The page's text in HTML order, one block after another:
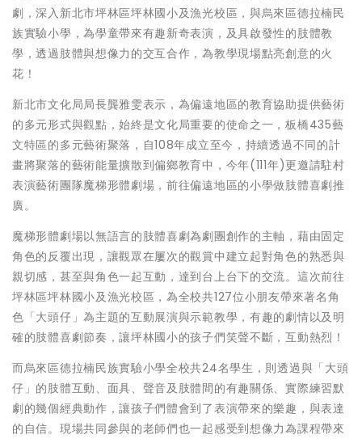
劇，深入新北市坪林區坪林國小及漁光校區，與烏來區德拉楠民
族實驗小學，為學童帶來有趣新奇表演，及具啟發性的肢體教
學，透過肢體與想像力的交互合作，為教學現場點亮創意的火
花！
新北市文化局局長龔雅雯表示，為偏遠地區的教育協助提供藝術
的多元形式與觀點，始終是文化局重要的使命之一，板橋435藝
文特區的多元藝術聚落，自108年成立至今，持續透過不同的計
畫將聚落的藝術能量擴散到偏鄉教育中，今年(111年)更邀請駐村
表演藝術團隊魔梯形體劇場，前往偏遠地區的小學做肢體喜劇推
廣。
魔梯形體劇場以無語言的肢體喜劇為劇團創作的主軸，藉由固定
角色的反覆出現，讓觀眾在屢次的觀賞中建立起對角色的熟悉與
親切感，甚至與角色一起互動，達到台上台下的交流。這次前往
坪林區坪林國小及漁光校區，為全校共127位小朋友帶來著名角
色「大頭仔」為主題的互動展演與示範教學，有趣的劇情以及明
確的肢體喜劇節奏，讓坪林國小的孩子們笑聲不斷，互動熱烈！
而烏來區德拉楠民族實驗小學全校共24名學生，則透過與「大頭
仔」的肢體互動、面具、聲音及肢體間的有趣關係、實際練習默
劇的幾個經典動作，讓孩子們體會到了表演帶來的樂趣，與表達
的自信。現場共同參與的老師們也一起感受到想像力為課程帶來